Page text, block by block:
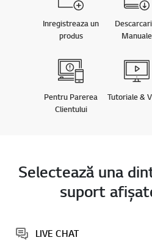
Inregistreaza un
produs
Manuale
Pentru Parerea
Clientului
Tutoriale &
Selectează una
suport
LIVE CHAT